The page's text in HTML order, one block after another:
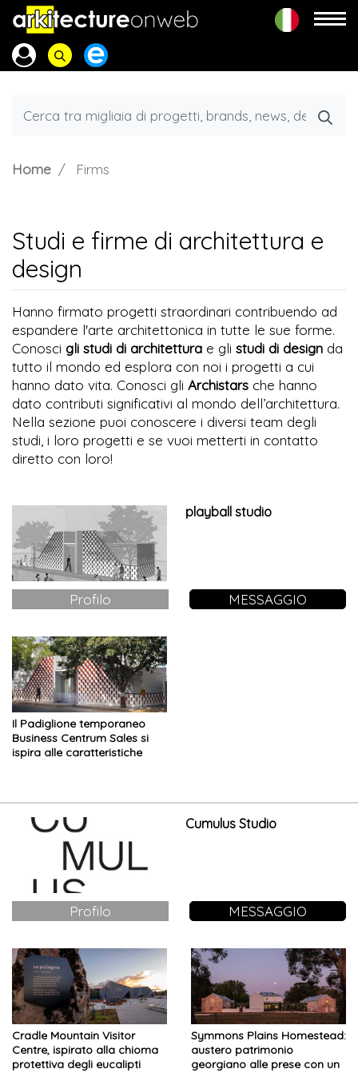
Home Firms
Studi e firme di architettura e
design
Hanno firmato progetti straordinari contribuendo ad
espandere l'arte architettonica in tutte le sue forme.
Conosci gli studi di architettura e gli studi di design da
tutto il mondo ed esplora con noi i progetti a cui
hanno dato vita. Conosci gli Archistars che hanno
dato contributi significativi al mondo dell’architettura.
Nella sezione puoi conoscere i diversi team degli
studi, i loro progetti e se vuoi metterti in contatto
diretto con loro!
playball studio
Profilo MESSAGGIO
Il Padiglione temporaneo
Business Centrum Sales si
ispira alle caratteristiche
Cumulus Studio
Profilo MESSAGGIO
Cradle Mountain Visitor
Centre, ispirato alla chioma
protettiva degli eucalipti
Symmons Plains Homestead:
austero patrimonio
georgiano alle prese con un